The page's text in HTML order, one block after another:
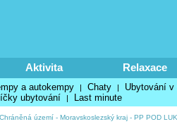
Aktivita Relaxace
a autokempy | Chaty | Ubytování v
ubytování | Last minute
Chráněná území- Moravskoslezský kraj- PP POD